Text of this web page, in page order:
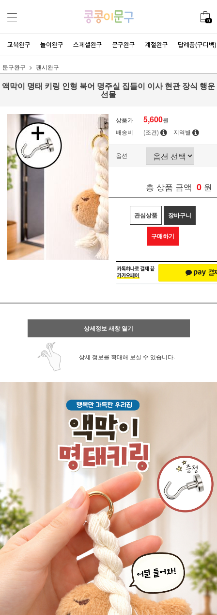
0
교육완구 놀이완구 스페셜완구 문구완구 계절완구 답례품(구디백)
문구완구 팬시완구
액막이 명태 키링 인형 북어 명주실 집들이 이사 현관 장식 행운
선물
상품가 5,600원
배송비
(조건) 지역별
옵션
총 상품 금액 0 원
관심상품 장바구니
구매하기
상세정보 새창 열기
상세 정보를 확대해 보실 수 있습니다.